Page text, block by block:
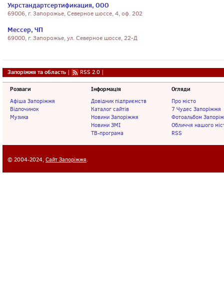
Укрстандартсертификация, ООО
69006, г. Запорожье, Северное шоссе, 4, оф. 202
Мессер, ЧП
69000, г. Запорожье, ул. Северное шоссе, 22-Д
Запоріжжя та область | RSS 2.0 |
Розваги
Афіша Запоріжжя
Відпочинок
Музика
Інформація
Довідник підприємств
Каталог сайтів
Новини Запоріжжя
Новини ЗМІ
ТВ-програма
Огляди
Про місто
7 Чудес Запоріжжя
Фотоальбом
Обличчя нашого
RSS
© 2004-2024, Сайт Запоріжжя.